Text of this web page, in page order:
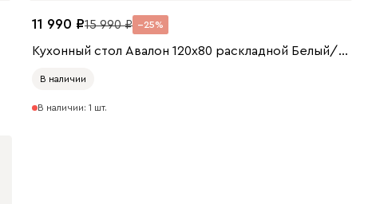
11 990 15 990 25
Кухонный стол Авалон 120x80 раскладной Белый/Натуральный
В наличии
В наличии: 1 шт.